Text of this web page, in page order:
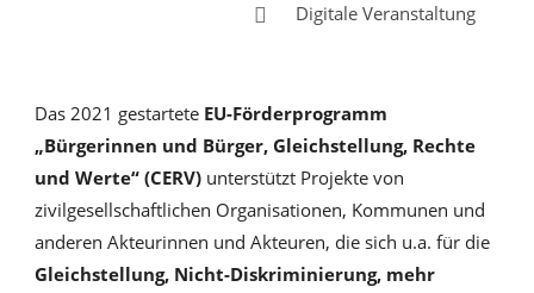
Digitale Veranstaltung
Das 2021 gestartete EU-Förderprogramm
„Bürgerinnen und Bürger, Gleichstellung, Rechte
und Werte“ (CERV)unterstützt Projekte von
zivilgesellschaftlichen Organisationen, Kommunen und
anderen Akteurinnen und Akteuren, die sich u.a. für die
Gleichstellung, Nicht-Diskriminierung, mehr